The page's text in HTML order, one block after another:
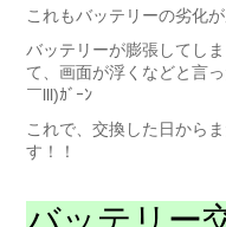
これもバッテリーの劣化
バッテリーが膨張してし
て、画面が浮くなどと言
￣lll)ｶﾞｰﾝ
これで、交換した日から
す！！